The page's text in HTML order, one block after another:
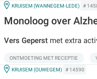
IN
KRUISEM (WANNEGEM-LEDE) #
Monoloog over
Vers Geperst met extra
ONTMOETING MET RECEPTIE
IN
KRUISEM (OUWEGEM) # 14590